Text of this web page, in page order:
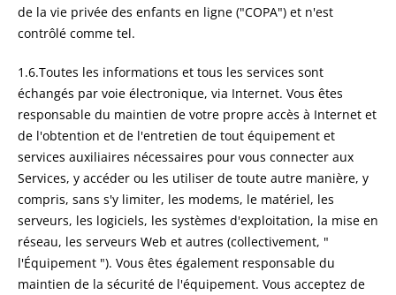
de la vie privée des enfants en ligne ("COPA") et n'est
contrôlé comme tel.
1.6.Toutes les informations et tous les services sont
échangés par voie électronique, via Internet. Vous êtes
responsable du maintien de votre propre accès à Internet et
de l'obtention et de l'entretien de tout équipement et
services auxiliaires nécessaires pour vous connecter aux
Services, y accéder ou les utiliser de toute autre manière, y
compris, sans s'y limiter, les modems, le matériel, les
serveurs, les logiciels, les systèmes d'exploitation, la mise en
réseau, les serveurs Web et autres (collectivement, "
l'Équipement "). Vous êtes également responsable du
maintien de la sécurité de l'équipement. Vous acceptez de